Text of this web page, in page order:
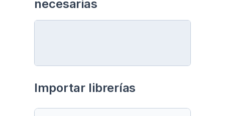
necesarias
Importar librerías